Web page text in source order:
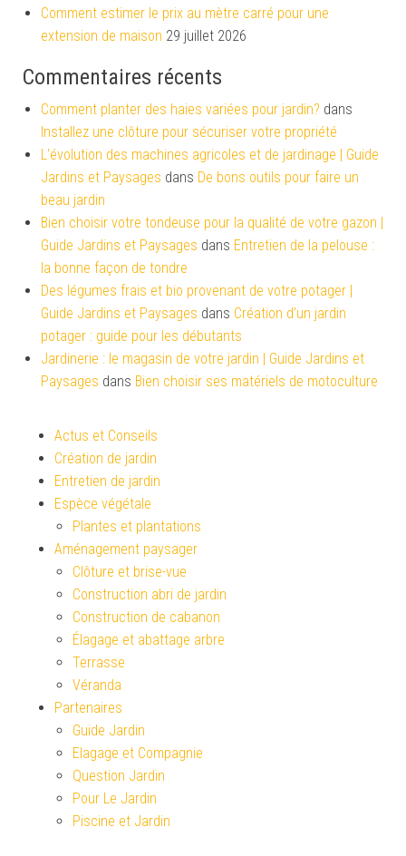
Comment estimer le prix au mètre carré pour une
extension de maison 29 juillet 2026
Commentaires récents
Comment planter des haies variées pour jardin? dans
Installez une clôture pour sécuriser votre propriété
L'évolution des machines agricoles et de jardinage | Guide
Jardins et Paysages dans De bons outils pour faire un
beau jardin
Bien choisir votre tondeuse pour la qualité de votre gazon |
Guide Jardins et Paysages dans Entretien de la pelouse :
la bonne façon de tondre
Des légumes frais et bio provenant de votre potager |
Guide Jardins et Paysages dans Création d’un jardin
potager : guide pour les débutants
Jardinerie : le magasin de votre jardin | Guide Jardins et
Paysages dans Bien choisir ses matériels de motoculture
Actus et Conseils
Création de jardin
Entretien de jardin
Espèce végétale
Plantes et plantations
Aménagement paysager
Clôture et brise-vue
Construction abri de jardin
Construction de cabanon
Élagage et abattage arbre
Terrasse
Véranda
Partenaires
Guide Jardin
Elagage et Compagnie
Question Jardin
Pour Le Jardin
Piscine et Jardin